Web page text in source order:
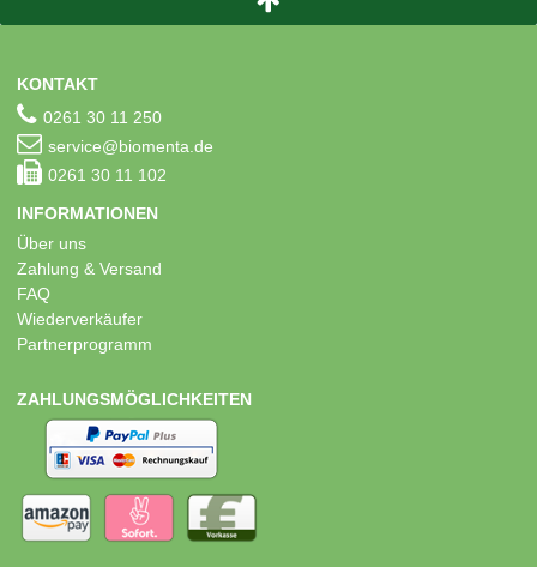
KONTAKT
0261 30 11 250
service@biomenta.de
0261 30 11 102
INFORMATIONEN
Über uns
Zahlung & Versand
FAQ
Wiederverkäufer
Partnerprogramm
ZAHLUNGSMÖGLICHKEITEN